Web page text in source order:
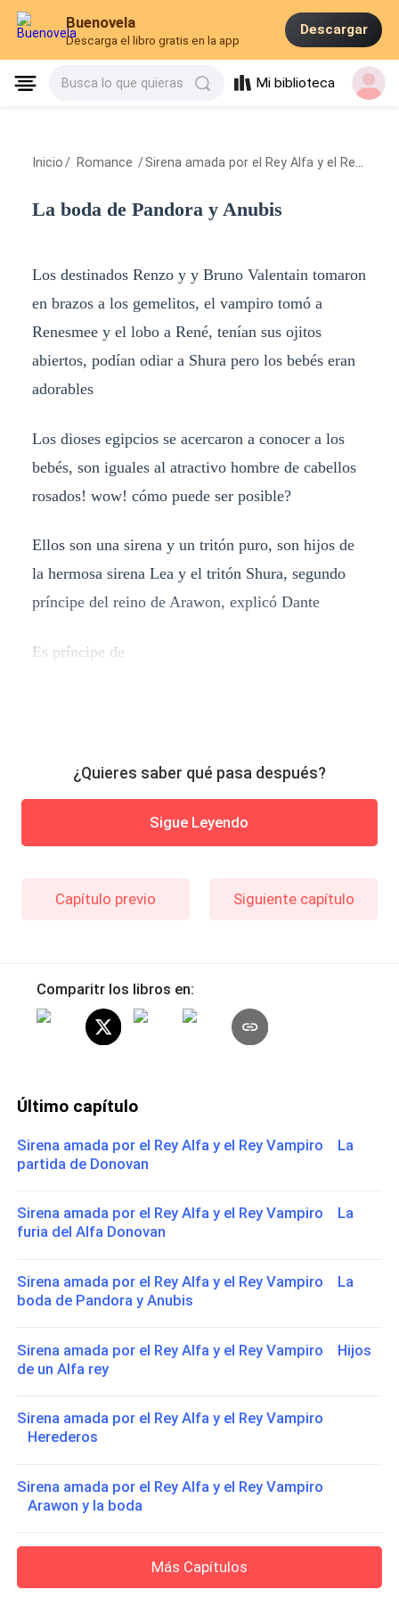
Buenovela
Descarga el libro gratis en la app
Descargar
Busca lo que quieras Mi biblioteca
Inicio / Romance /Sirena amada por el Rey Alfa y el Rey Vampiro
La boda de Pandora y Anubis
Los destinados Renzo y y Bruno Valentain tomaron
en brazos a los gemelitos, el vampiro tomó a
Renesmee y el lobo a René, tenían sus ojitos
abiertos, podían odiar a Shura pero los bebés eran
adorables
Los dioses egipcios se acercaron a conocer a los
bebés, son iguales al atractivo hombre de cabellos
rosados! wow! cómo puede ser posible?
Ellos son una sirena y un tritón puro, son hijos de
la hermosa sirena Lea y el tritón Shura, segundo
príncipe del reino de Arawon, explicó Dante
Es príncipe de
¿Quieres saber qué pasa después?
Sigue Leyendo
Capítulo previo Siguiente capítulo
Comparitr los libros en:
Último capítulo
Sirena amada por el Rey Alfa y el Rey Vampiro La
partida de Donovan
Sirena amada por el Rey Alfa y el Rey Vampiro La
furia del Alfa Donovan
Sirena amada por el Rey Alfa y el Rey Vampiro La
boda de Pandora y Anubis
Sirena amada por el Rey Alfa y el Rey Vampiro Hijos
de un Alfa rey
Sirena amada por el Rey Alfa y el Rey Vampiro
Herederos
Sirena amada por el Rey Alfa y el Rey Vampiro
Arawon y la boda
Más Capítulos